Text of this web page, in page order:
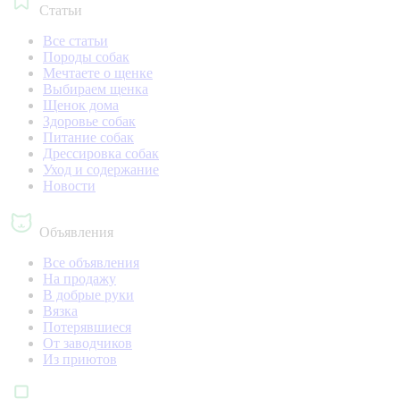
Статьи
Все статьи
Породы собак
Мечтаете о щенке
Выбираем щенка
Щенок дома
Здоровье собак
Питание собак
Дрессировка собак
Уход и содержание
Новости
Объявления
Все объявления
На продажу
В добрые руки
Вязка
Потерявшиеся
От заводчиков
Из приютов